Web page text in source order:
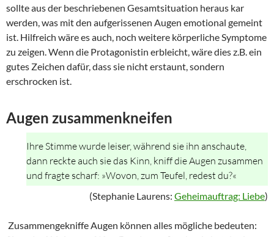
sollte aus der beschriebenen Gesamtsituation heraus kar
werden, was mit den aufgerissenen Augen emotional gemeint
ist. Hilfreich wäre es auch, noch weitere körperliche Symptome
zu zeigen. Wenn die Protagonistin erbleicht, wäre dies z.B. ein
gutes Zeichen dafür, dass sie nicht erstaunt, sondern
erschrocken ist.
Augen zusammenkneifen
Ihre Stimme wurde leiser, während sie ihn anschaute,
dann reckte auch sie das Kinn, kniff die Augen zusammen
und fragte scharf: »Wovon, zum Teufel, redest du?«
(Stephanie Laurens: Geheimauftrag: Liebe)
Zusammengekniffe Augen können alles mögliche bedeuten: